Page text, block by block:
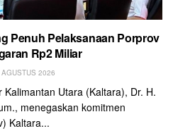
Penuh Pelaksanaan Porprov
Rp2 Miliar
2026
Kalimantan Utara (Kaltara), Dr. H.
menegaskan komitmen
Kaltara...